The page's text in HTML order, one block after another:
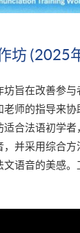
坊 (2025
旨在改善参
师的指导来协
合法语初学
并采用综合方
语音的美感。